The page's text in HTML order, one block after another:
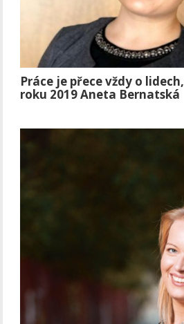
Práce je přece vždy o
roku 2019 Aneta Bernatská